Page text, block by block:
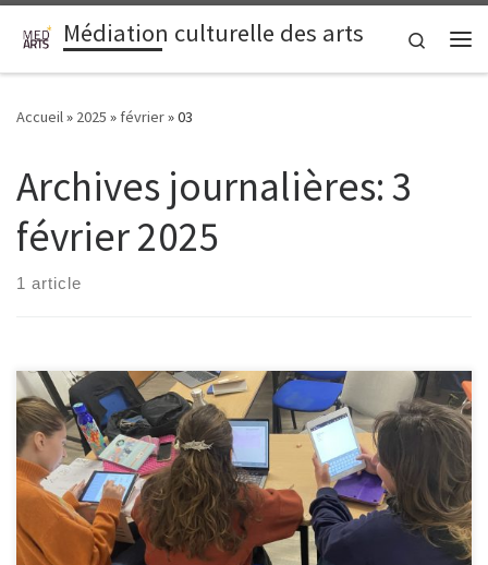
Passer au contenu
Médiation culturelle des arts
Search
Accueil» 2025 » février»03
Archives journalières:3
février 2025
1 article
Quelle est la place des femmes, des sous-terrains, de la résistance
et des salarié·es en insertion à La Citadelle de Marseille? Quelle
est la place accordée à la diversité des récits, des personnes et
des lieux dans la communication de la Citadelle – site internet,
plaquette, réseaux sociaux, .. -, […]